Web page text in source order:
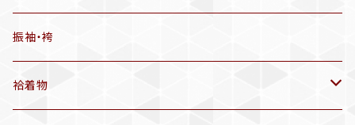
有松絞り浴衣(6～9月頃)
アンティーク帯
アンティーク仕立てかえ帯
振袖・袴
袷着物